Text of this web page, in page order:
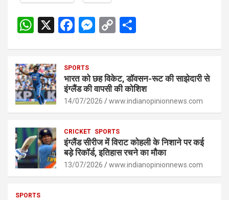
W
s
A
p
p
X
F
b
o
o
M
n
g
er
C
Li
n
k
e
SPORTS
भारत को छह विकेट, डॉवसन-रूट की साझेदारी से
इंग्लैंड की वापसी की कोशिश
14/07/2026 www.indianopinionnews.com
CRICKET SPORTS
इंग्लैंड सीरीज में विराट कोहली के निशाने पर कई
बड़े रिकॉर्ड, इतिहास रचने का मौका
13/07/2026 www.indianopinionnews.com
SPORTS